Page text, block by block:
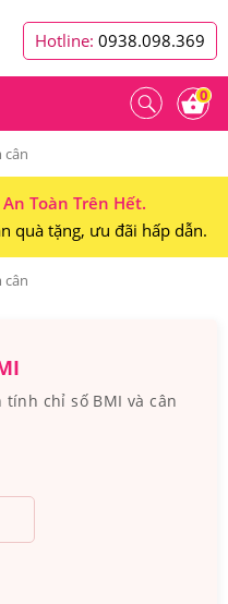
Hotline: 0938.098.369
0
cân
Toàn Trên Hết.
quà tặng, ưu đãi hấp dẫn.
cân
tính chỉ số BMI và cân